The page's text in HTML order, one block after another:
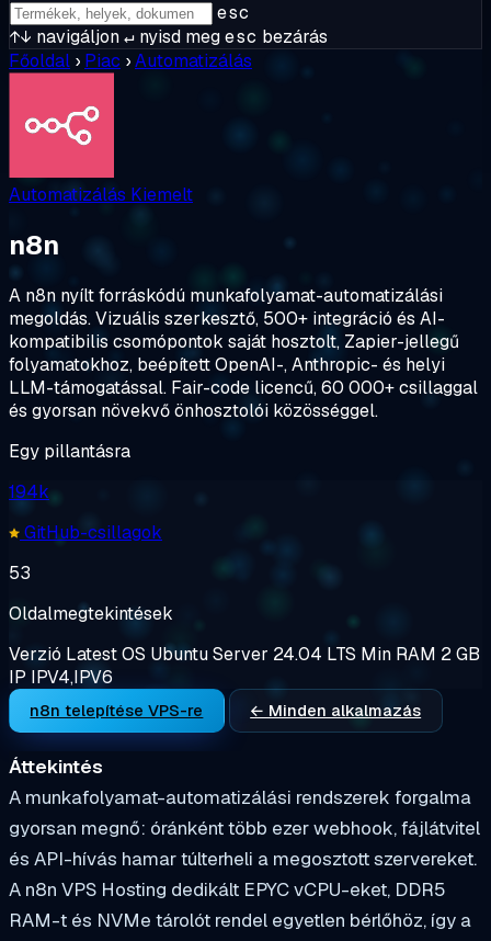
esc
↑↓ navigáljon↵ nyisd megesc bezárás
Főoldal › Piac ›Automatizálás
Automatizálás Kiemelt
n8n
A n8n nyílt forráskódú munkafolyamat-automatizálási
megoldás. Vizuális szerkesztő, 500+ integráció és AI-
kompatibilis csomópontok saját hosztolt, Zapier-jellegű
folyamatokhoz, beépített OpenAI-, Anthropic- és helyi
LLM-támogatással. Fair-code licencű, 60 000+ csillaggal
és gyorsan növekvő önhosztolói közösséggel.
Egy pillantásra
194k
GitHub-csillagok
53
Oldalmegtekintések
Verzió LatestOS Ubuntu Server 24.04 LTS Min RAM 2 GB
IP IPV4,IPV6
n8n telepítése VPS-re ← Minden alkalmazás
Áttekintés
A munkafolyamat-automatizálási rendszerek forgalma
gyorsan megnő: óránként több ezer webhook, fájlátvitel
és API-hívás hamar túlterheli a megosztott szervereket.
A n8n VPS Hosting dedikált EPYC vCPU-eket, DDR5
RAM-t és NVMe tárolót rendel egyetlen bérlőhöz, így a